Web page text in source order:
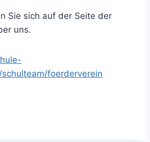
Sie sich auf der Seite der
uns.
foerderverein